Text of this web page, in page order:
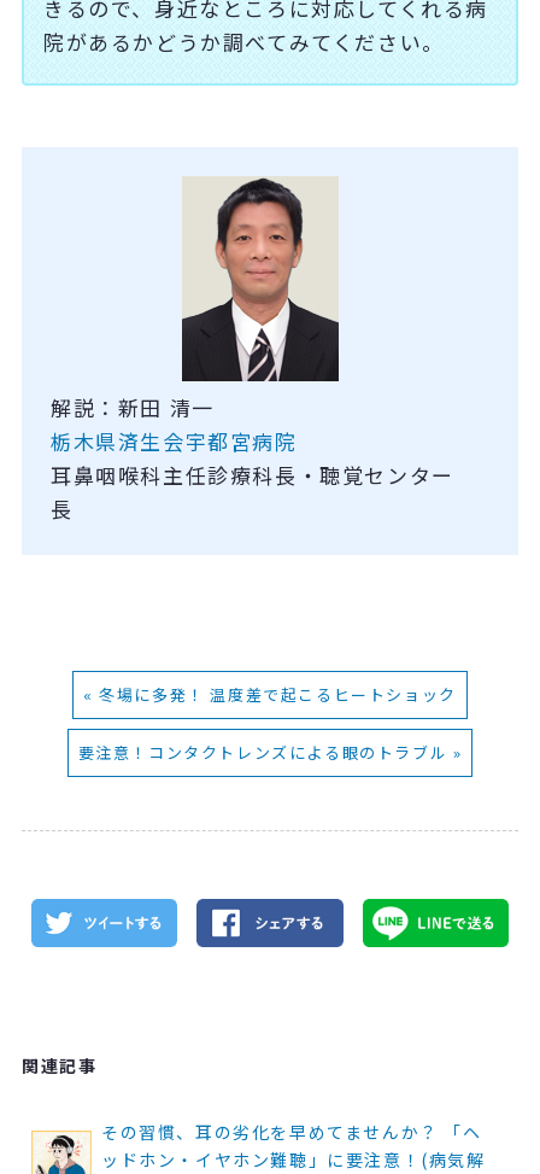
きるので、身近なところに対応してくれる病
院があるかどうか調べてみてください。
解説：新田 清一
栃木県済生会宇都宮病院
耳鼻咽喉科主任診療科長・聴覚センター
長
« 冬場に多発！ 温度差で起こるヒートショック
要注意！コンタクトレンズによる眼のトラブル »
関連記事
その習慣、耳の劣化を早めてませんか？ 「ヘ
ッドホン・イヤホン難聴」に要注意！(病気解